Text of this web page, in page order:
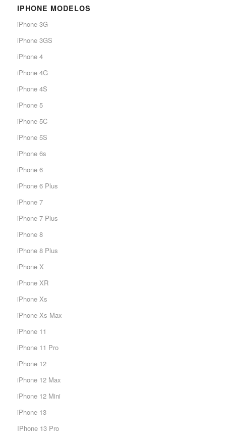
IPHONE MODELOS
iPhone 3G
iPhone 3GS
iPhone 4
iPhone 4G
iPhone 4S
iPhone 5
iPhone 5C
iPhone 5S
iPhone 6s
iPhone 6
iPhone 6 Plus
iPhone 7
iPhone 7 Plus
iPhone 8
iPhone 8 Plus
iPhone X
iPhone XR
iPhone Xs
iPhone Xs Max
iPhone 11
iPhone 11 Pro
iPhone 12
iPhone 12 Max
iPhone 12 Mini
iPhone 13
IPhone 13 Pro